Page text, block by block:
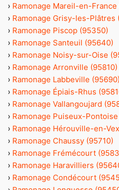
› Ramonage Mareil-en-France
› Ramonage Grisy-les-Plâtres
› Ramonage Piscop (95350)
› Ramonage Santeuil (95640)
› Ramonage Noisy-sur-Oise
› Ramonage Arronville (95810)
› Ramonage Labbeville (95690)
› Ramonage Épiais-Rhus
› Ramonage Vallangoujard
› Ramonage Puiseux-
› Ramonage Hérouville-en-
› Ramonage Chaussy (95710)
› Ramonage Frémécourt
› Ramonage Haravilliers
› Ramonage Condécourt